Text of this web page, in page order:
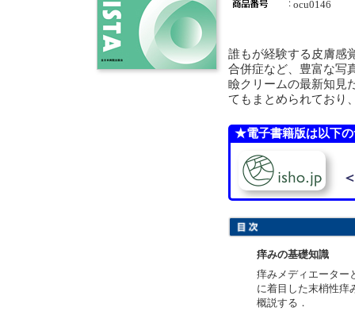
ocu0146
誰もが経験する皮膚感
合併症など、豊富な写
瞼クリームの最新知見
てもまとめられており
★電子書籍版は以下
痒みの基礎知識
痒みメディエーター
に着目した末梢性痒
概説する．